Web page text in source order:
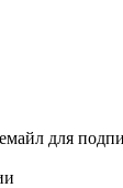
для